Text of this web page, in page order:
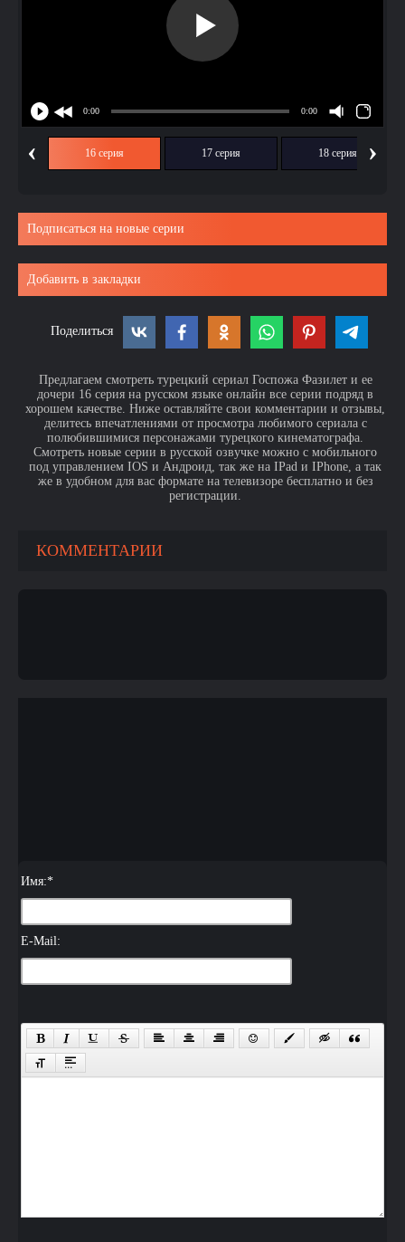
‹ 16 серия 17 серия 18 серия ›
Подписаться на новые серии
Добавить в закладки
Поделиться
Предлагаем смотреть турецкий сериал Госпожа Фазилет и ее
дочери 16 серия на русском языке онлайн все серии подряд в
хорошем качестве. Ниже оставляйте свои комментарии и отзывы,
делитесь впечатлениями от просмотра любимого сериала с
полюбившимися персонажами турецкого кинематографа.
Смотреть новые серии в русской озвучке можно с мобильного
под управлением IOS и Андроид, так же на IPad и IPhone, а так
же в удобном для вас формате на телевизоре бесплатно и без
регистрации.
КОММЕНТАРИИ
Имя:*
E-Mail: